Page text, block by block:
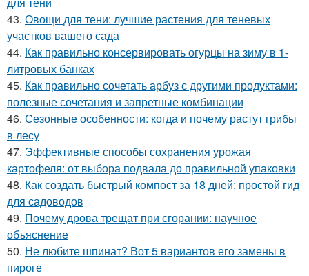
43. Овощи для тени: лучшие растения для теневых
участков вашего сада
44. Как правильно консервировать огурцы на зиму в 1-
литровых банках
45. Как правильно сочетать арбуз с другими продуктами:
полезные сочетания и запретные комбинации
46. Сезонные особенности: когда и почему растут грибы
в лесу
47. Эффективные способы сохранения урожая
картофеля: от выбора подвала до правильной упаковки
48. Как создать быстрый компост за 18 дней: простой гид
для садоводов
49. Почему дрова трещат при сгорании: научное
объяснение
50. Не любите шпинат? Вот 5 вариантов его замены в
пироге